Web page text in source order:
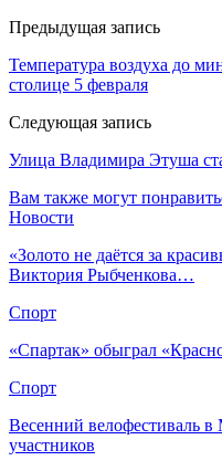
Предыдущая запись
Температура воздуха до
столице 5 февраля
Следующая запись
Улица Владимира Этуша
Вам также могут
Новости
«Золото не даётся за
Виктория Рыбченкова…
Спорт
«Спартак» обыграл
Спорт
Весенний велофестиваль в
участников